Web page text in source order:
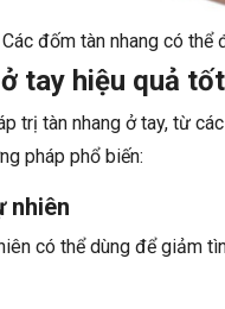
Các đốm tàn nhang có thể
tay hiệu quả tốt
trị tàn nhang ở tay, từ
pháp phổ biến:
nhiên
có thể dùng để giảm